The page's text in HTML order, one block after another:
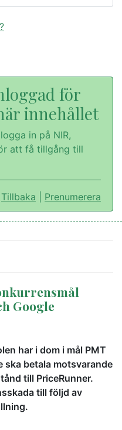
för
innehållet
in på NIR,
att få tillgång till
Tillbaka Prenumerera
Google
har i dom i mål PMT
betala motsvarande
till PriceRunner.
till följd av